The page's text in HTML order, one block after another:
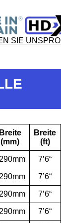
SIE UNS
Breite
(mm)
Breite
(ft)
7’6“
7’6“
7’6“
7’6“